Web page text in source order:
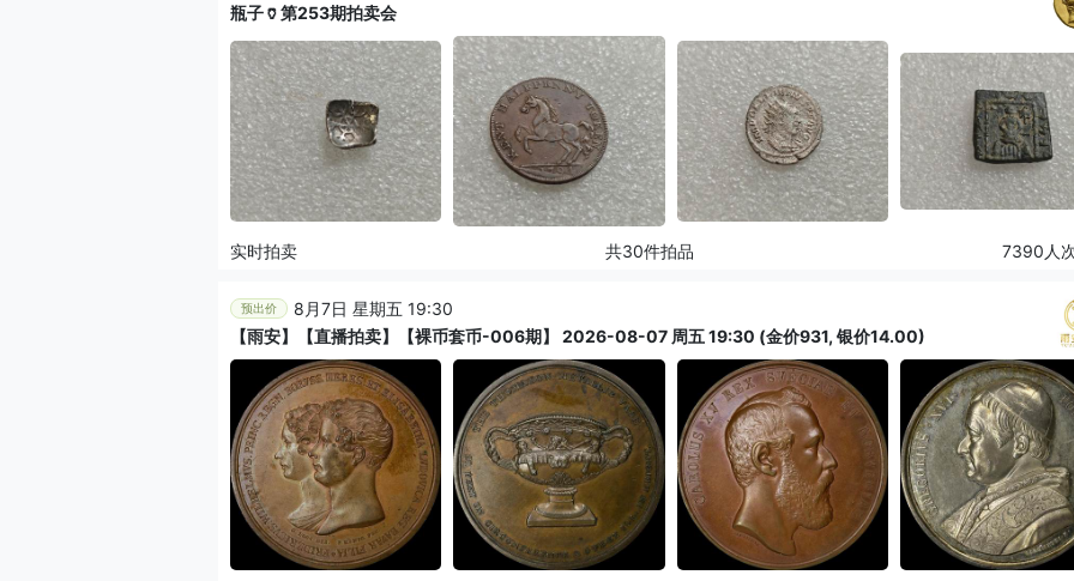
瓶子🏺第253期拍卖会
实时拍卖 共30件拍品 7390人
预出价
8月7日 星期五 19:30
【雨安】【直播拍卖】【裸币套币-006期】 2026-08-07 周五 19:30 (金价931, 银价14.00)